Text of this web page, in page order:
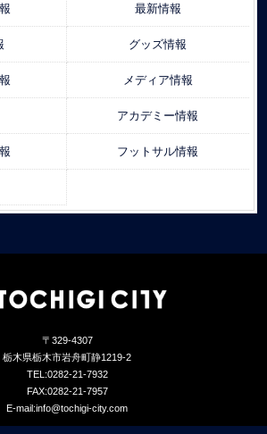
最新情報
グッズ情報
メディア情報
アカデミー情報
フットサル情報
〒329-4307
栃木県栃木市岩舟町静1219-2
TEL:0282-21-7932
FAX:0282-21-7957
E-mail:info@tochigi-city.com